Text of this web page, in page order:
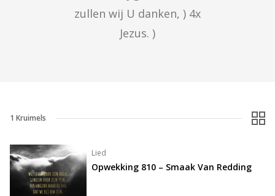
zullen wij U danken, ) 4x
Jezus. )
1 Kruimels
Lied
Opwekking 810 – Smaak Van Redding